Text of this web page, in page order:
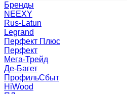
Бренды
NEEXY
Rus-Latun
Legrand
Перфект Плюс
Перфект
Мега-Трейд
Де-Багет
ПрофильСбыт
HiWood